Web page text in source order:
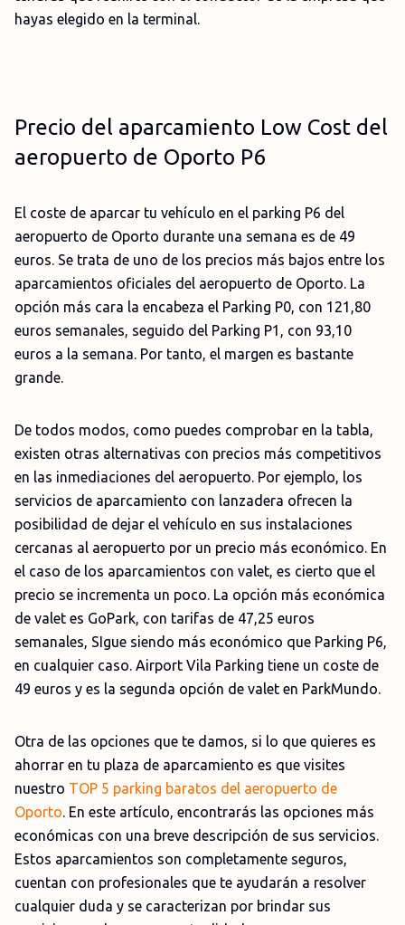
hayas elegido en la terminal.
Precio del aparcamiento Low Cost del
aeropuerto de Oporto P6
El coste de aparcar tu vehículo en el parking P6 del
aeropuerto de Oporto durante una semana es de 49
euros. Se trata de uno de los precios más bajos entre los
aparcamientos oficiales del aeropuerto de Oporto. La
opción más cara la encabeza el Parking P0, con 121,80
euros semanales, seguido del Parking P1, con 93,10
euros a la semana. Por tanto, el margen es bastante
grande.
De todos modos, como puedes comprobar en la tabla,
existen otras alternativas con precios más competitivos
en las inmediaciones del aeropuerto. Por ejemplo, los
servicios de aparcamiento con lanzadera ofrecen la
posibilidad de dejar el vehículo en sus instalaciones
cercanas al aeropuerto por un precio más económico. En
el caso de los aparcamientos con valet, es cierto que el
precio se incrementa un poco. La opción más económica
de valet es GoPark, con tarifas de 47,25 euros
semanales, SIgue siendo más económico que Parking P6,
en cualquier caso. Airport Vila Parking tiene un coste de
49 euros y es la segunda opción de valet en ParkMundo.
Otra de las opciones que te damos, si lo que quieres es
ahorrar en tu plaza de aparcamiento es que visites
nuestro TOP 5 parking baratos del aeropuerto de
Oporto. En este artículo, encontrarás las opciones más
económicas con una breve descripción de sus servicios.
Estos aparcamientos son completamente seguros,
cuentan con profesionales que te ayudarán a resolver
cualquier duda y se caracterizan por brindar sus